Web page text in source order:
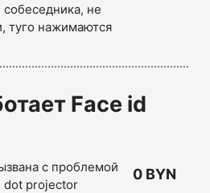
не
туго нажимаются
Face id
с проблемой
dot projector
0 BYN